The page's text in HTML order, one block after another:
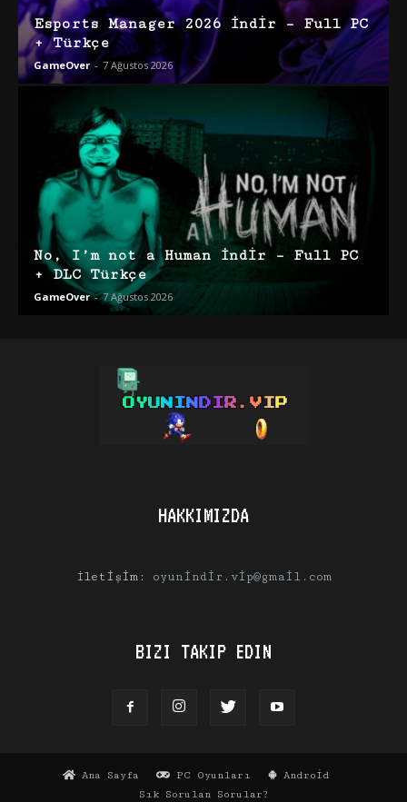
Esports Manager 2026 İndir – Full PC
+ Türkçe
GameOver - 7 Ağustos 2026
No, I’m not a Human İndir – Full PC
+ DLC Türkçe
GameOver - 7 Ağustos 2026
HAKKIMIZDA
İletişim: oyunindir.vip@gmail.com
BIZI TAKIP EDIN
Ana Sayfa PC Oyunları
Android
Sık Sorulan Sorular?